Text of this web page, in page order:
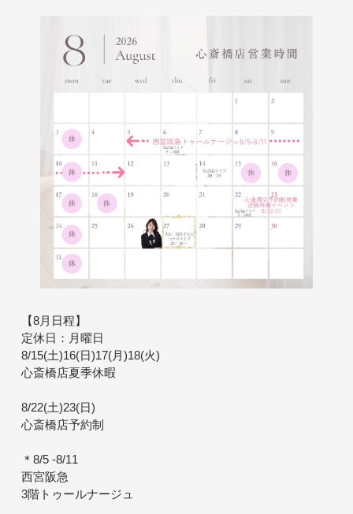
【8月日程】
定休日：月曜日
8/15(土)16(日)17(月)18(火)
心斎橋店夏季休暇
8/22(土)23(日)
心斎橋店予約制
＊8/5 -8/11
西宮阪急
3階トゥールナージュ